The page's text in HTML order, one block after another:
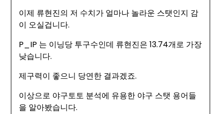
이제 류현진의 저 수치가 얼마나 놀라운 스탯인지 감
이 오실겁니다.
P_IP 는 이닝당 투구수인데 류현진은 13.74개로 가장
낮습니다.
제구력이 좋으니 당연한 결과겠죠.
이상으로 야구토토 분석에 유용한 야구 스탯 용어들
을 알아봤습니다.